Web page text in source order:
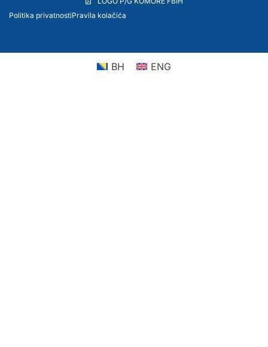
Politika privatnostiPravila kolačića
BH ENG